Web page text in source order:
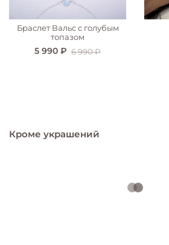
Браслет Вальс с голубым
топазом
5 990 ₽ 6 990 ₽
Кроме украшений